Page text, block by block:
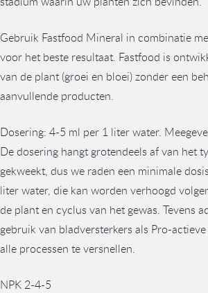
Gebruik Fastfood Mineral in combinatie
voor het beste resultaat. Fastfood is
van de plant (groei en bloei) zonder een
aanvullende producten.
Dosering: 4-5 ml per 1 liter water.
De dosering hangt grotendeels af van het
gekweekt, dus we raden een minimale
liter water, die kan worden verhoogd
de plant en cyclus van het gewas. Tevens
gebruik van bladversterkers als Pro-
alle processen te versnellen.
NPK 2-4-5